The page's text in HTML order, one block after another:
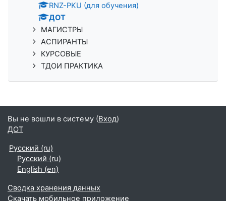
RNZ-PKU (для обучения)
ДОТ
МАГИСТРЫ
АСПИРАНТЫ
КУРСОВЫЕ
ТДОИ ПРАКТИКА
Вы не вошли в систему (Вход)
ДОТ
Русский ‎(ru)‎
Русский ‎(ru)‎
English ‎(en)‎
Сводка хранения данных
Скачать мобильное приложение